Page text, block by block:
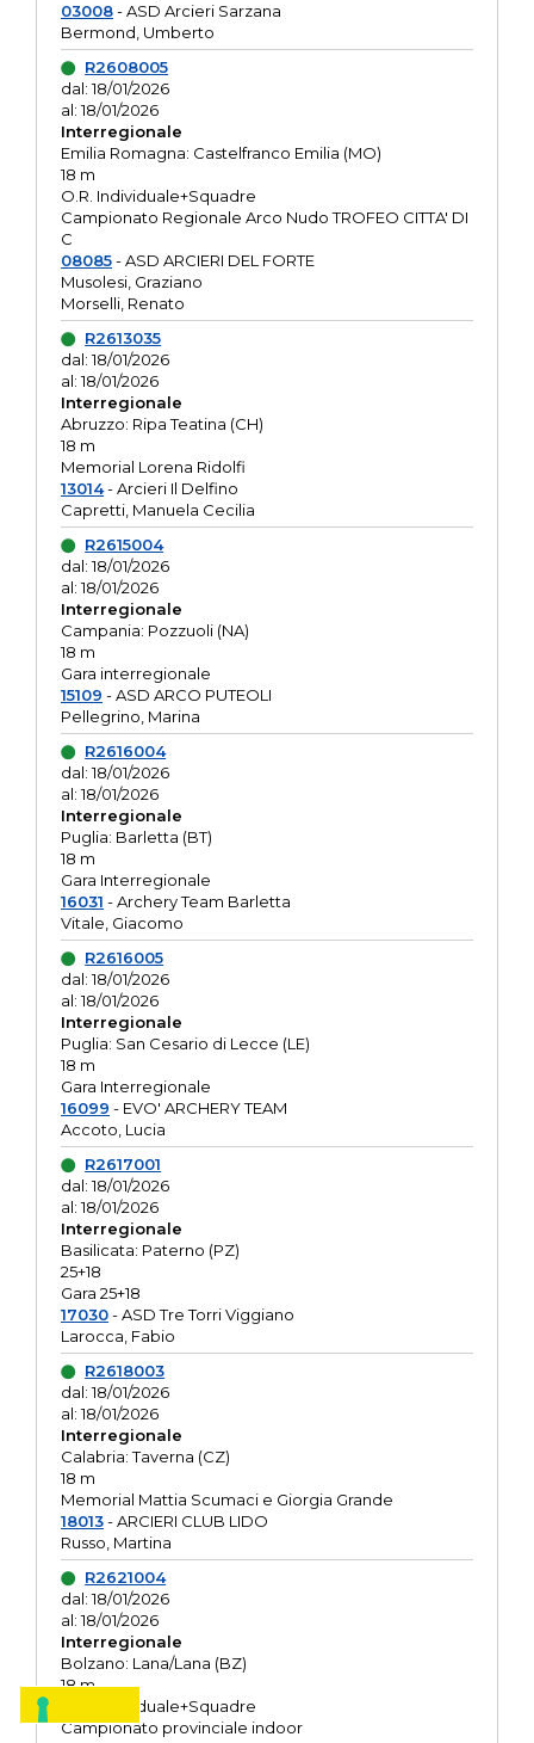
03008- ASD Arcieri Sarzana
Bermond, Umberto
R2608005
dal: 18/01/2026
al: 18/01/2026
Interregionale
Emilia Romagna: Castelfranco Emilia (MO)
18 m
O.R. Individuale+Squadre
Campionato Regionale Arco Nudo TROFEO CITTA' DI
C
08085- ASD ARCIERI DEL FORTE
Musolesi, Graziano
Morselli, Renato
R2613035
dal: 18/01/2026
al: 18/01/2026
Interregionale
Abruzzo: Ripa Teatina (CH)
18 m
Memorial Lorena Ridolfi
13014- Arcieri Il Delfino
Capretti, Manuela Cecilia
R2615004
dal: 18/01/2026
al: 18/01/2026
Interregionale
Campania: Pozzuoli (NA)
18 m
Gara interregionale
15109 - ASD ARCO PUTEOLI
Pellegrino, Marina
R2616004
dal: 18/01/2026
al: 18/01/2026
Interregionale
Puglia: Barletta (BT)
18 m
Gara Interregionale
16031 - Archery Team Barletta
Vitale, Giacomo
R2616005
dal: 18/01/2026
al: 18/01/2026
Interregionale
Puglia: San Cesario di Lecce (LE)
18 m
Gara Interregionale
16099 - EVO' ARCHERY TEAM
Accoto, Lucia
R2617001
dal: 18/01/2026
al: 18/01/2026
Interregionale
Basilicata: Paterno (PZ)
25+18
Gara 25+18
17030- ASD Tre Torri Viggiano
Larocca, Fabio
R2618003
dal: 18/01/2026
al: 18/01/2026
Interregionale
Calabria: Taverna (CZ)
18 m
Memorial Mattia Scumaci e Giorgia Grande
18013- ARCIERI CLUB LIDO
Russo, Martina
R2621004
dal: 18/01/2026
al: 18/01/2026
Interregionale
Bolzano: Lana/Lana (BZ)
18 m
O.R. Individuale+Squadre
Campionato provinciale indoor